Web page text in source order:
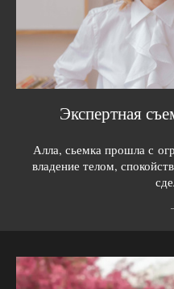
Экспертная
Алла, сьемка прошла с
владение телом,